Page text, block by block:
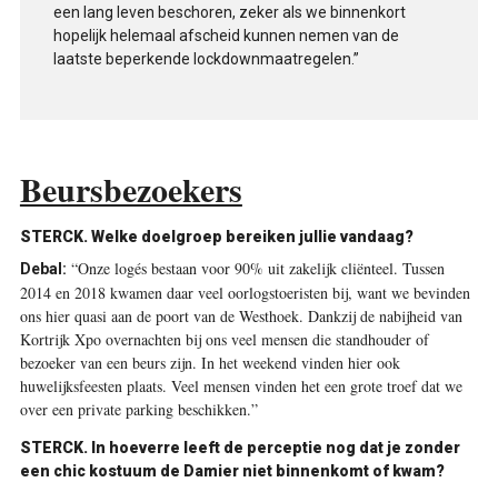
een lang leven beschoren, zeker als we binnenkort
hopelijk helemaal afscheid kunnen nemen van de
laatste beperkende lockdownmaatregelen.”
Beursbezoekers
STERCK. Welke doelgroep bereiken jullie vandaag?
Debal: “Onze logés bestaan voor 90% uit zakelijk cliënteel. Tussen
2014 en 2018 kwamen daar veel oorlogstoeristen bij, want we bevinden
ons hier quasi aan de poort van de Westhoek. Dankzij de nabijheid van
Kortrijk Xpo overnachten bij ons veel mensen die standhouder of
bezoeker van een beurs zijn. In het weekend vinden hier ook
huwelijksfeesten plaats. Veel mensen vinden het een grote troef dat we
over een private parking beschikken.”
STERCK. In hoeverre leeft de perceptie nog dat je zonder
een chic kostuum de Damier niet binnenkomt of kwam?